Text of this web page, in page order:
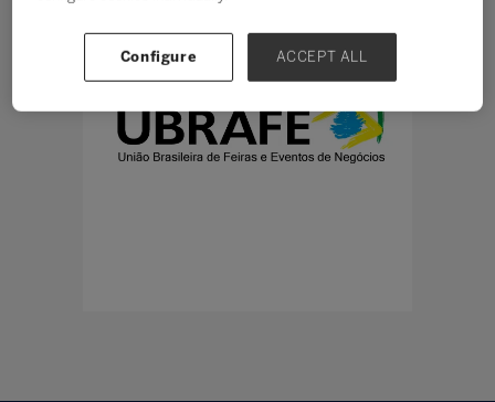
Configure ACCEPT ALL